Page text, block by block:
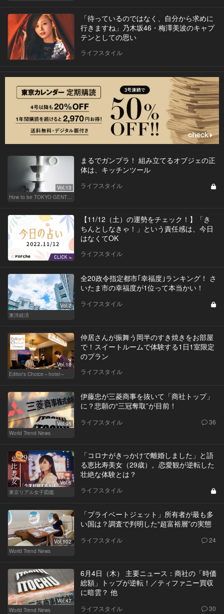
「待っているのではなく、自分から求めに
行きますね」乃木坂46・梅澤美波のキャプ
テンとしての思い
ライフスタイル
Vol.13
How to be TOKYO GENTS 東京人よ、紳士たれ！
まるでガンプラ！ 組み立てるオブジェの正
体は、キッチンツール
ライフスタイル
【11/12（土）の運勢をチェック！】「き
ちんとしなきゃ！」という責任感は、今日
はなくてOK
ライフスタイル
Vol.2
東洋経済
全20政令指定都市｢幸福度｣ランキング！ さ
いたま市の幸福度が1位って本当かい！
ライフスタイル
Vol.18
Editor's Choice～hotel～
仲居さんが振舞う岡半のすき焼きをお部屋
で！スイートルームで体験する1日1室限定
のプラン
ライフスタイル
Vol.95
World Trend News
伊藤忠が三菱商事を抜いて「商社トップ」
に？悲願の“三冠奪取”が目前！
ライフスタイル 36
Vol.6
東京リアル女子図鑑
「コロナがきっかけで離婚しました」と語
る恵比寿美女（29歳）。恋愛観が逆転した
壮絶な体験とは？
ライフスタイル
Vol.102
World Trend News
「プライベートジェット」所有者が最も多
い国は？調査で判明した“超富裕層”の実態
ライフスタイル 24
Vol.47
World Trend News
6月4日（木） 主要ニュース：商社の「時価
総額」トップが逆転！／ティファニー買収
に暗雲？ 他
ライフスタイル 30